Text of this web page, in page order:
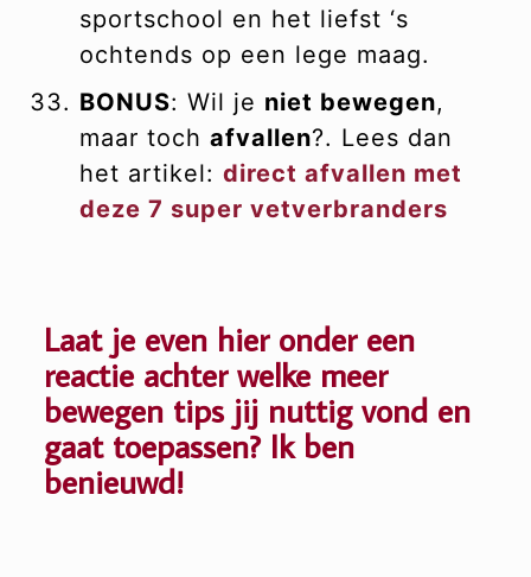
sportschool en het liefst ‘s
ochtends op een lege maag.
BONUS: Wil je niet bewegen,
maar toch afvallen?. Lees dan
het artikel: direct afvallen met
deze 7 super vetverbranders
Laat je even hier onder een
reactie achter welke meer
bewegen tips jij nuttig vond en
gaat toepassen? Ik ben
benieuwd!